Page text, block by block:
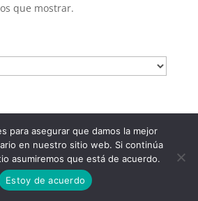
que mostrar.
2 - Entrepl. A 31005 Pamplona
948 366 047 / 629 144 422
|Aviso legal|Política de
Privacidad
para asegurar que damos la mejor
en nuestro sitio web. Si continúa
asumiremos que está de acuerdo.
Estoy de acuerdo